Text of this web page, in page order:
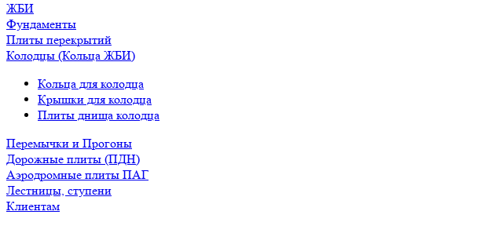
ЖБИ
Фундаменты
Плиты перекрытий
Колодцы (Кольца ЖБИ)
Кольца для колодца
Крышки для колодца
Плиты днища колодца
Перемычки и Прогоны
Дорожные плиты (ПДН)
Аэродромные плиты ПАГ
Лестницы, ступени
Клиентам